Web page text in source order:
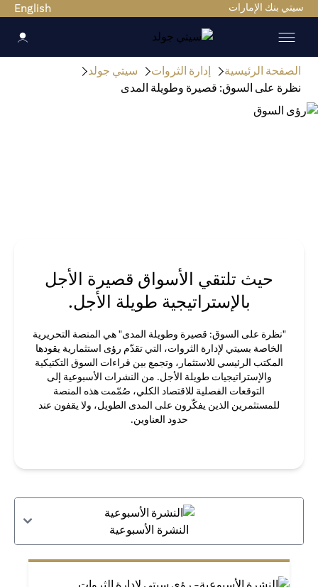
سيتي بنك الإمارات English
الصفحة الرئيسية إدارة الثروات
سيتي جولد
نظرة على السوق: قصيرة وطويلة المدى
حيث تلتقي الأسواق قصيرة الأجل
بالإستراتيجية طويلة الأجل.
"نظرة على السوق: قصيرة وطويلة المدى" هي المنصة التحريرية
الخاصة بسيتي لإدارة الثروات، التي تقدّم رؤى استثمارية يقودها
المكتب الرئيسي للاستثمار، وتجمع بين قراءات السوق التكتيكية
والإستراتيجيات طويلة الأجل. من النشرات الأسبوعية إلى
التوقعات الفصلية للاقتصاد الكلي، صُمّمت هذه المنصة
للمستثمرين الذين يفكّرون على المدى الطويل، ولا يقفون عند
حدود العناوين.
النشرة الأسبوعية